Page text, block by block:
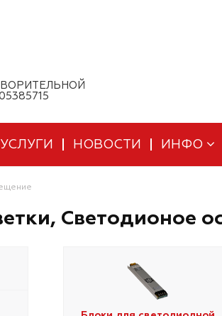
УСЛУГИ НОВОСТИ ИНФО
Светодионое